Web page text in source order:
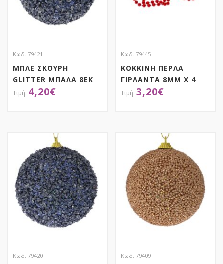
Κωδ. 79421
ΜΠΛΕ ΣΚΟΥΡΗ
GLITTER ΜΠΑΛΑ 8ΕΚ
ΣΕΤ 64,20€
Κωδ. 79445
ΚΟΚΚΙΝΗ ΠΕΡΛΑ
ΓΙΡΛΑΝΤΑ 8ΜΜ Χ 4
ΜΕΤΡΑ
3,20€
Κωδ. 79420 Κωδ. 79409